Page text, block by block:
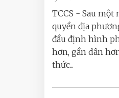
TCCS - Sau
quyền địa
đầu định hình
hơn, gần dân
thức...